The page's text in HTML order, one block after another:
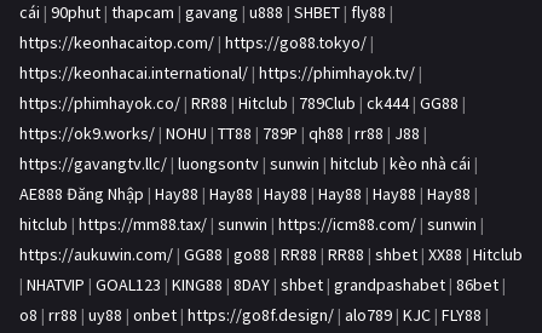
cái | 90phut | thapcam | gavang | u888 | SHBET | fly88 |
https://keonhacaitop.com/ | https://go88.tokyo/ |
https://keonhacai.international/ | https://phimhayok.tv/ |
https://phimhayok.co/ | RR88 | Hitclub | 789Club | ck444| GG88 |
https://ok9.works/ | NOHU | TT88 | 789P | qh88 | rr88 | J88 |
https://gavangtv.llc/ | luongsontv | sunwin | hitclub | kèo nhà cái |
AE888 Đăng Nhập | Hay88 | Hay88 | Hay88 | Hay88 | Hay88 | Hay88 |
hitclub | https://mm88.tax/ | sunwin | https://icm88.com/ | sunwin |
https://aukuwin.com/ | GG88 | go88 | RR88 | RR88 | shbet | XX88 | Hitclub
| NHATVIP | GOAL123 | KING88 | 8DAY | shbet | grandpashabet | 86bet |
o8 | rr88 | uy88 | onbet | https://go8f.design/ | alo789 | KJC | FLY88 |